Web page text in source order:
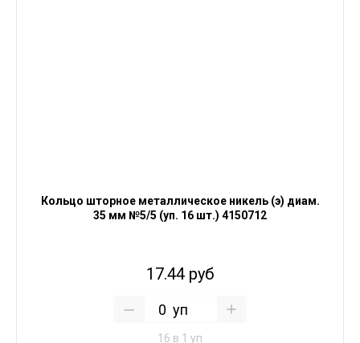
Кольцо шторное металлическое никель (э) диам.
35 мм №5/5 (уп. 16 шт.) 4150712
17.44 руб
уп
16 в 1 уп